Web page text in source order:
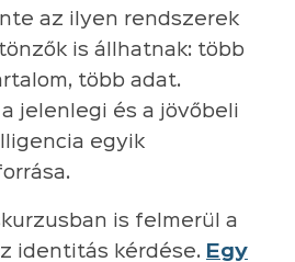
az ilyen rendszerek
is állhatnak: több
több adat.
jelenlegi és a jövőbeli
egyik
is felmerül a
identitás kérdése. Egy